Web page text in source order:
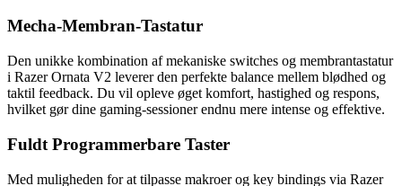
Mecha-Membran-Tastatur
Den unikke kombination af mekaniske switches og membrantastatur
i Razer Ornata V2 leverer den perfekte balance mellem blødhed og
taktil feedback. Du vil opleve øget komfort, hastighed og respons,
hvilket gør dine gaming-sessioner endnu mere intense og effektive.
Fuldt Programmerbare Taster
Med muligheden for at tilpasse makroer og key bindings via Razer